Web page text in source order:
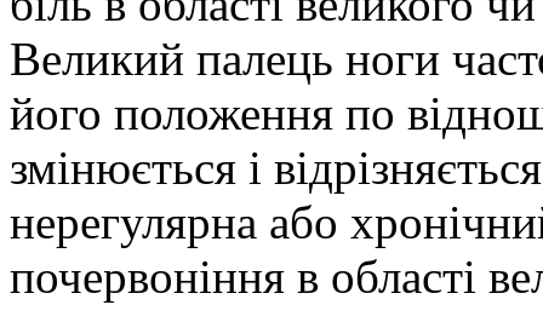
Великий палець ноги
його положення по
змінюється і
нерегулярна або
почервоніння в області